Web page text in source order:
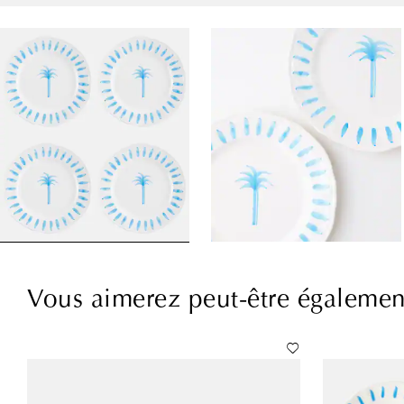
Vous aimerez peut-être